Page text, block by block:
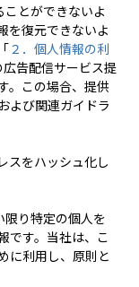
ことができないよ
を復元できないよ
２．個人情報の利
告配信サービス提
。この場合、提供
よび関連ガイドラ
スをハッシュ化し
限り特定の個人を
です。当社は、こ
に利用し、原則と